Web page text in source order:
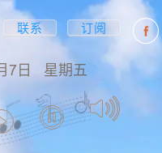
联系 订阅
7日 星期五